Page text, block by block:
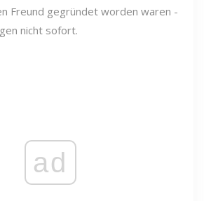
Freund gegründet worden waren -
nicht sofort.
ad